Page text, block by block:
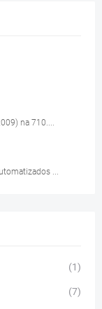
na 710....
...
(1)
(7)